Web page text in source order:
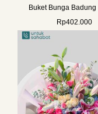
Buket Bunga Badung
Rp402.000